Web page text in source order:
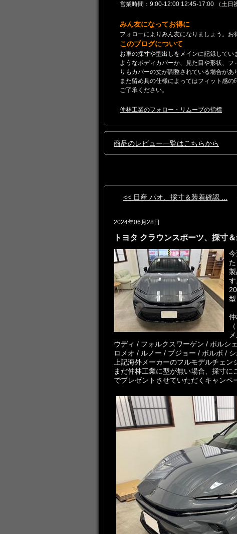
営業時間：9:00-12:00 12:45-17:00 （土日
みん友になってお得に
フォローによりみん友になりましょう。
このブログについて
お車の採寸や型出しをメインに記録して
ようなボディカバーか、見た目や形状、
りもカバーの丈が調整されている場合があ
また留め具の仕様によってはフィット感
ご了承ください。
仲林工業のフォロー・リムーブの指標
商品のレビュー一覧はこちらから
<< 日産 パオ、採寸＆装着確認 ...
2024年06月28日
トヨタ クラウンスポーツ、採寸
す
ウディ / フォルクスワーゲン / ポルシ
ロメオ / ルノー / プジョー / ボルボ /
上記海外メーカーのフルモデルチェン
まだ仲林工業に型が無い場合、採寸
でプレゼントさせていただくキャンペ